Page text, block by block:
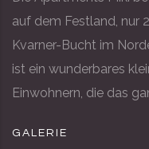
auf dem Festland, nur
Kvarner-Bucht im
ist ein wunderbares
Einwohnern, die das
GALERIE